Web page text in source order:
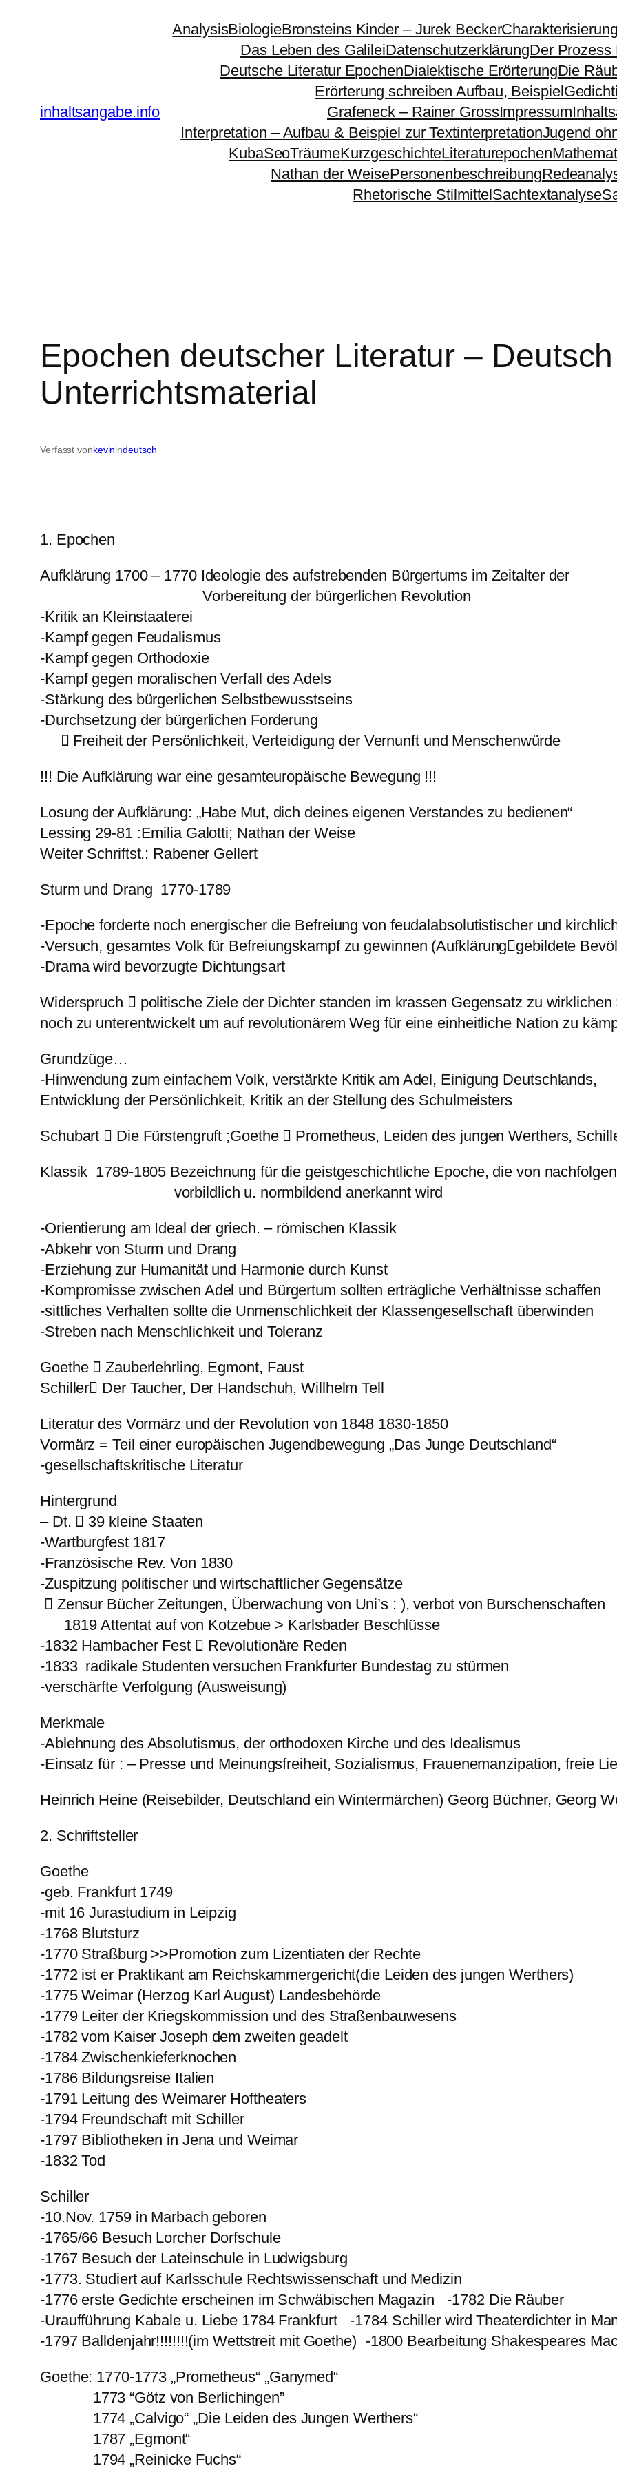
inhaltsangabe.info
AnalysisBiologieBronsteins Kinder – Jurek Becker
Das Leben des GalileiDatenschutzerklärungDer Prozess
Deutsche Literatur EpochenDialektische ErörterungDie
Erörterung schreiben Aufbau, Beispiel
Grafeneck – Rainer GrossImpressum
Interpretation – Aufbau & Beispiel zur TextinterpretationJugend
KubaSeoTräumeKurzgeschichteLiteraturepochen
Nathan der WeisePersonenbeschreibung
Rhetorische StilmittelSachtextanalyse
Epochen deutscher Literatur – Deutsch
Unterrichtsmaterial
Verfasst vonkevinindeutsch
1. Epochen
Aufklärung 1700 – 1770 Ideologie des aufstrebenden Bürgertums im Zeitalter der
Vorbereitung der bürgerlichen Revolution
-Kritik an Kleinstaaterei
-Kampf gegen Feudalismus
-Kampf gegen Orthodoxie
-Kampf gegen moralischen Verfall des Adels
-Stärkung des bürgerlichen Selbstbewusstseins
-Durchsetzung der bürgerlichen Forderung
 Freiheit der Persönlichkeit, Verteidigung der Vernunft und Menschenwürde
!!! Die Aufklärung war eine gesamteuropäische Bewegung !!!
Losung der Aufklärung: „Habe Mut, dich deines eigenen Verstandes zu bedienen“
Lessing 29-81 :Emilia Galotti; Nathan der Weise
Weiter Schriftst.: Rabener Gellert
Sturm und Drang 1770-1789
-Epoche forderte noch energischer die Befreiung von feudalabsolutistischer und
-Versuch, gesamtes Volk für Befreiungskampf zu gewinnen (Aufklärunggebildete
-Drama wird bevorzugte Dichtungsart
Widerspruch  politische Ziele der Dichter standen im krassen Gegensatz zu
noch zu unterentwickelt um auf revolutionärem Weg für eine einheitliche Nation zu
Grundzüge…
-Hinwendung zum einfachem Volk, verstärkte Kritik am Adel, Einigung Deutschlands,
Entwicklung der Persönlichkeit, Kritik an der Stellung des Schulmeisters
Schubart  Die Fürstengruft ;Goethe  Prometheus, Leiden des jungen Werthers,
Klassik 1789-1805 Bezeichnung für die geistgeschichtliche Epoche, die von
vorbildlich u. normbildend anerkannt wird
-Orientierung am Ideal der griech. – römischen Klassik
-Abkehr von Sturm und Drang
-Erziehung zur Humanität und Harmonie durch Kunst
-Kompromisse zwischen Adel und Bürgertum sollten erträgliche Verhältnisse schaffen
-sittliches Verhalten sollte die Unmenschlichkeit der Klassengesellschaft überwinden
-Streben nach Menschlichkeit und Toleranz
Goethe  Zauberlehrling, Egmont, Faust
Schiller Der Taucher, Der Handschuh, Willhelm Tell
Literatur des Vormärz und der Revolution von 1848 1830-1850
Vormärz = Teil einer europäischen Jugendbewegung „Das Junge Deutschland“
-gesellschaftskritische Literatur
Hintergrund
– Dt.  39 kleine Staaten
-Wartburgfest 1817
-Französische Rev. Von 1830
-Zuspitzung politischer und wirtschaftlicher Gegensätze
 Zensur Bücher Zeitungen, Überwachung von Uni’s : ), verbot von Burschenschaften
1819 Attentat auf von Kotzebue > Karlsbader Beschlüsse
-1832 Hambacher Fest  Revolutionäre Reden
-1833 radikale Studenten versuchen Frankfurter Bundestag zu stürmen
-verschärfte Verfolgung (Ausweisung)
Merkmale
-Ablehnung des Absolutismus, der orthodoxen Kirche und des Idealismus
-Einsatz für : – Presse und Meinungsfreiheit, Sozialismus, Frauenemanzipation, freie
Heinrich Heine (Reisebilder, Deutschland ein Wintermärchen) Georg Büchner, Georg
2. Schriftsteller
Goethe
-geb. Frankfurt 1749
-mit 16 Jurastudium in Leipzig
-1768 Blutsturz
-1770 Straßburg >>Promotion zum Lizentiaten der Rechte
-1772 ist er Praktikant am Reichskammergericht(die Leiden des jungen Werthers)
-1775 Weimar (Herzog Karl August) Landesbehörde
-1779 Leiter der Kriegskommission und des Straßenbauwesens
-1782 vom Kaiser Joseph dem zweiten geadelt
-1784 Zwischenkieferknochen
-1786 Bildungsreise Italien
-1791 Leitung des Weimarer Hoftheaters
-1794 Freundschaft mit Schiller
-1797 Bibliotheken in Jena und Weimar
-1832 Tod
Schiller
-10.Nov. 1759 in Marbach geboren
-1765/66 Besuch Lorcher Dorfschule
-1767 Besuch der Lateinschule in Ludwigsburg
-1773. Studiert auf Karlsschule Rechtswissenschaft und Medizin
-1776 erste Gedichte erscheinen im Schwäbischen Magazin -1782 Die Räuber
-Uraufführung Kabale u. Liebe 1784 Frankfurt -1784 Schiller wird Theaterdichter in
-1797 Balldenjahr!!!!!!!!(im Wettstreit mit Goethe) -1800 Bearbeitung Shakespeares
Goethe: 1770-1773 „Prometheus“ „Ganymed“
1773 “Götz von Berlichingen”
1774 „Calvigo“ „Die Leiden des Jungen Werthers“
1787 „Egmont“
1794 „Reinicke Fuchs“